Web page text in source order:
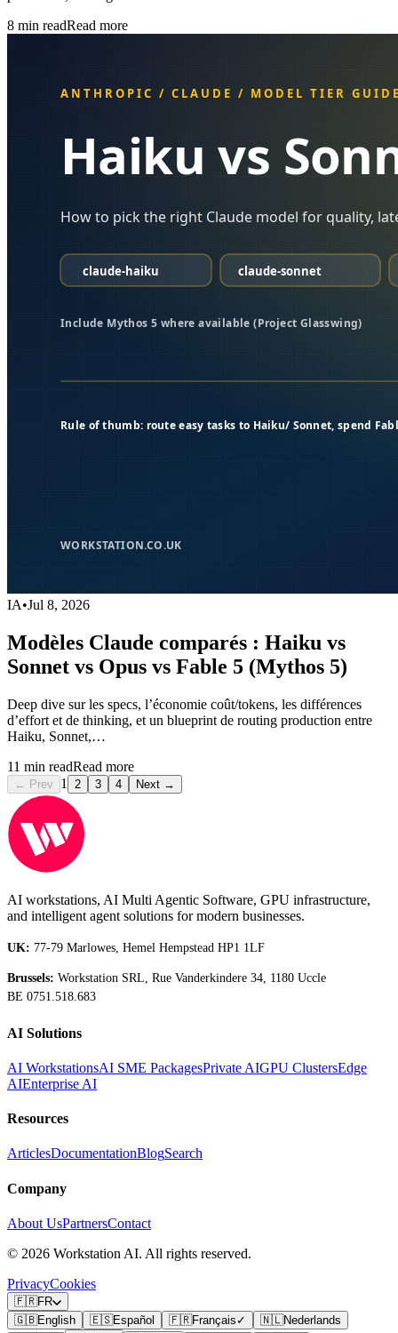
8 min readRead more
IA•Jul 8, 2026
Modèles Claude comparés : Haiku vs
Sonnet vs Opus vs Fable 5 (Mythos 5)
Deep dive sur les specs, l’économie coût/tokens, les différences
d’effort et de thinking, et un blueprint de routing production entre
Haiku, Sonnet,…
11 min readRead more
← Prev 1 2 3 4 Next →
AI workstations, AI Multi Agentic Software, GPU infrastructure,
and intelligent agent solutions for modern businesses.
UK: 77-79 Marlowes, Hemel Hempstead HP1 1LF
Brussels: Workstation SRL, Rue Vanderkindere 34, 1180 Uccle
BE 0751.518.683
AI Solutions
AI WorkstationsAI SME PackagesPrivate AIGPU ClustersEdge
AIEnterprise AI
Resources
ArticlesDocumentationBlogSearch
Company
About UsPartnersContact
© 2026 Workstation AI. All rights reserved.
PrivacyCookies
🇫🇷FR
🇬🇧English 🇪🇸Español 🇫🇷Français ✓ 🇳🇱Nederlands